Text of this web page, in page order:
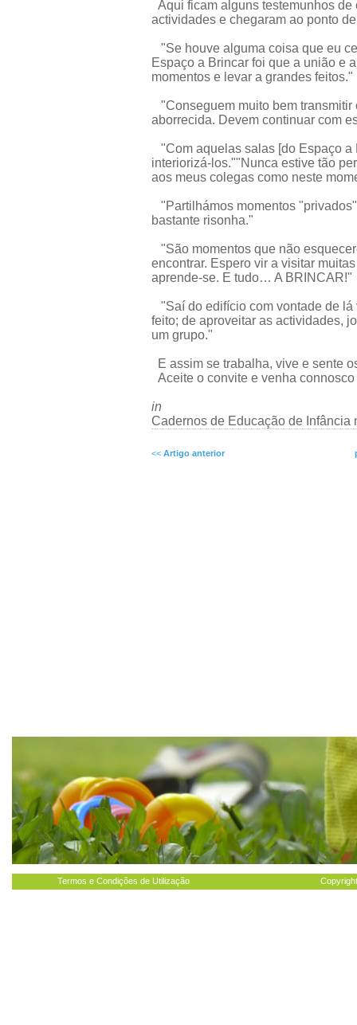
Aqui ficam alguns testemunhos
actividades e chegaram ao ponto
"Se houve alguma coisa que eu
Espaço a Brincar foi que a união e
momentos e levar a grandes feitos."
"Conseguem muito bem transmitir
aborrecida. Devem continuar com
"Com aquelas salas [do Espaço
interiorizá-los.""Nunca estive tão
aos meus colegas como neste
"Partilhámos momentos
bastante risonha."
"São momentos que não
encontrar. Espero vir a visitar
aprende-se. E tudo… A BRINCAR!"
"Saí do edifício com vontade de lá
feito; de aproveitar as actividades,
um grupo."
E assim se trabalha, vive e sente
Aceite o convite e venha
in
Cadernos de Educação de Infância
<< Artigo anterior
Termos e Condições de Utilização